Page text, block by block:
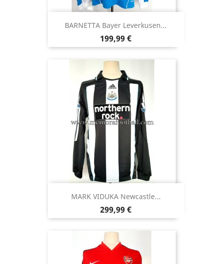
BARNETTA Bayer Leverkusen...
Precio
199,99 €
MARK VIDUKA Newcastle...
Precio
299,99 €